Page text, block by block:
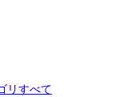
リすべて